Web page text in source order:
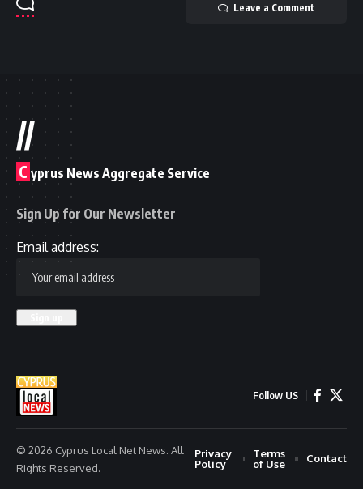
Leave a Comment
//
C yprus News Aggregate Service
Sign Up for Our Newsletter
Email address:
Follow US
© 2026 Cyprus Local Net News. All
Rights Reserved.
Privacy
Policy
Terms
of Use
Contact